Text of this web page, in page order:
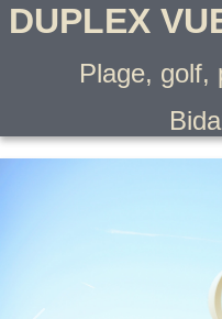
DUPLEX
Plage, golf,